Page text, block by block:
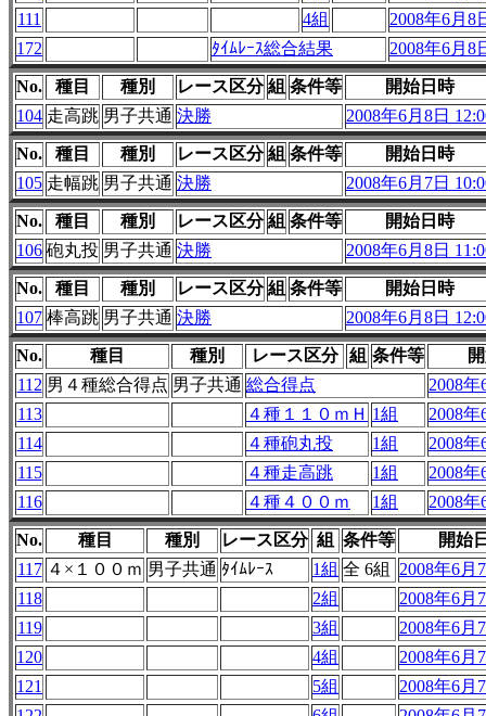
111
4組
2008年6月8
172
ﾀｲﾑﾚｰｽ総合結果 2008年6月8
No. 種目 種別 レース区分 組 条件等
開始日時
104 走高跳 男子共通 決勝 2008年6月8日
No. 種目 種別 レース区分 組 条件等
開始日時
105 走幅跳 男子共通 決勝 2008年6月7日
No. 種目 種別 レース区分 組 条件等
開始日時
106 砲丸投 男子共通 決勝 2008年6月8日
No. 種目 種別 レース区分 組 条件等
開始日時
107 棒高跳 男子共通 決勝 2008年6月8日
No. 種目 種別 レース区分 組 条件等
112 男４種総合得点 男子共通 総合得点
2008年
113
４種１１０ｍＨ 1組
2008年
114
４種砲丸投 1組
2008年
115
４種走高跳 1組
2008年
116
４種４００ｍ 1組 2008年
No. 種目 種別 レース区分 組 条件等
開始
117 ４×１００ｍ 男子共通 ﾀｲﾑﾚｰｽ 1組 全 6組
2008年6月
118
2組
2008年6月
119
3組
2008年6月
120
4組
2008年6月
121
5組
2008年6月